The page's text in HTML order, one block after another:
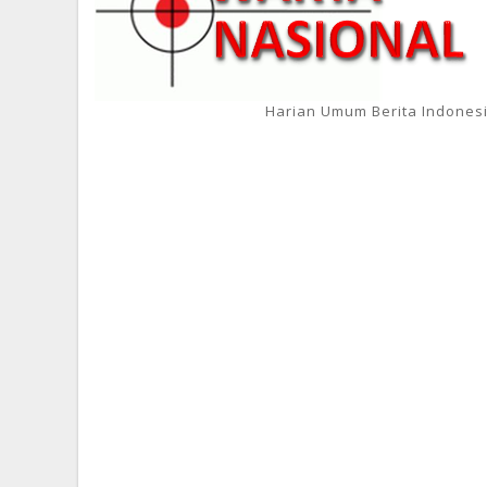
Harian Umum Berita